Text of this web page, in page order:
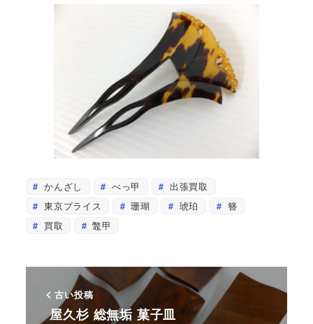
かんざし べっ甲
出張買取
東京プライス
珊瑚 琥珀
簪
買取
鼈甲
古い投稿
屋久杉 総無垢 菓子皿